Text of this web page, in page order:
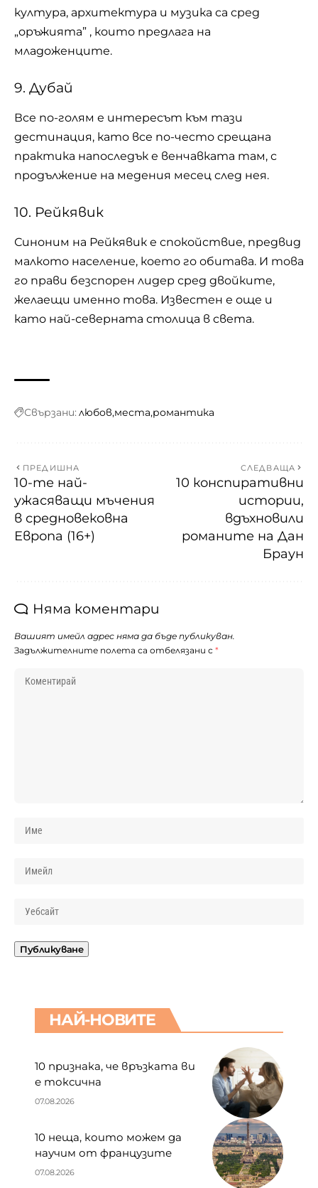
култура, архитектура и музика са сред
„оръжията” , които предлага на
младоженците.
9. Дубай
Все по-голям е интересът към тази
дестинация, като все по-често срещана
практика напоследък е венчавката там, с
продължение на медения месец след нея.
10. Рейкявик
Синоним на Рейкявик е спокойствие, предвид
малкото население, което го обитава. И това
го прави безспорен лидер сред двойките,
желаещи именно това. Известен е още и
като най-северната столица в света.
Свързани: любов места романтика
ПРЕДИШНА
10-те най-
ужасяващи мъчения
в средновековна
Европа (16+)
СЛЕДВАЩА
10 конспиративни
истории,
вдъхновили
романите на Дан
Браун
Няма коментари
Вашият имейл адрес няма да бъде публикуван.
Задължителните полета са отбелязани с *
НАЙ-НОВИТЕ
10 признака, че връзката ви
е токсична
07.08.2026
10 неща, които можем да
научим от французите
07.08.2026